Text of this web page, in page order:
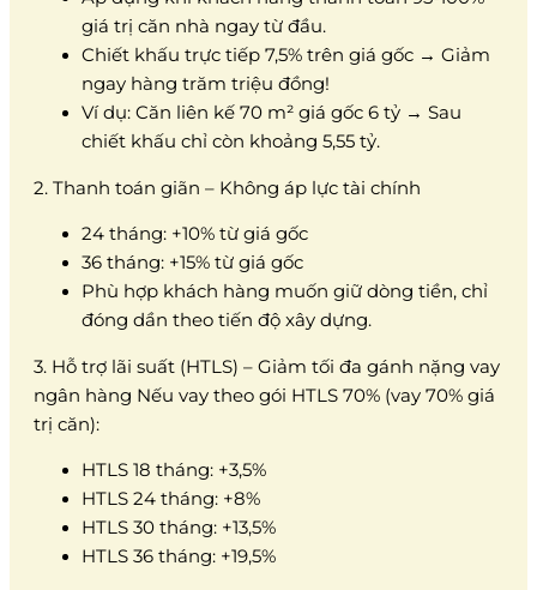
giá trị căn nhà ngay từ đầu.
Chiết khấu trực tiếp 7,5% trên giá gốc → Giảm
ngay hàng trăm triệu đồng!
Ví dụ: Căn liên kế 70 m² giá gốc 6 tỷ → Sau
chiết khấu chỉ còn khoảng 5,55 tỷ.
2. Thanh toán giãn – Không áp lực tài chính
24 tháng: +10% từ giá gốc
36 tháng: +15% từ giá gốc
Phù hợp khách hàng muốn giữ dòng tiền, chỉ
đóng dần theo tiến độ xây dựng.
3. Hỗ trợ lãi suất (HTLS) – Giảm tối đa gánh nặng vay
ngân hàng Nếu vay theo gói HTLS 70% (vay 70% giá
trị căn):
HTLS 18 tháng: +3,5%
HTLS 24 tháng: +8%
HTLS 30 tháng: +13,5%
HTLS 36 tháng: +19,5%